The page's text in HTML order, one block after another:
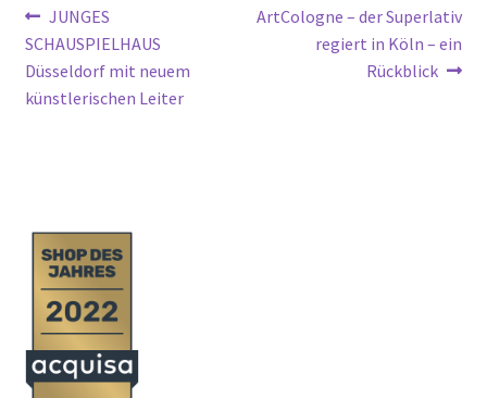
Beitragsnavigation
Vorheriger
Beitrag:
JUNGES
SCHAUSPIELHAUS
Düsseldorf mit neuem
künstlerischen Leiter
Nächster
ArtCologne – der Superlativ
regiert in Köln – ein
Rückblick